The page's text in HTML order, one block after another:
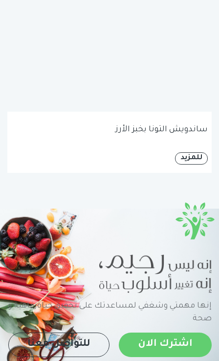
ساندويش التونا بخبز الأرز
للمزيد
إنها مهمتي وشغفي لمساعدتك على تحقيق حياةرفاهية و
صحة
اشترك الان للتواصل معنا